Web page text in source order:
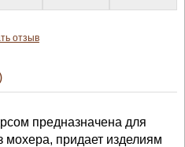
отзыв
предназначена для
мохера, придает изделиям